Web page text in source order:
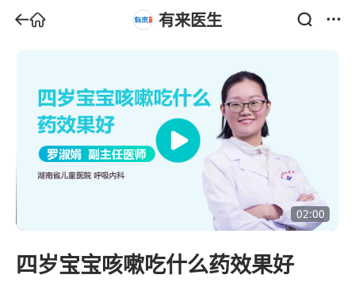
有来医生
02:00
四岁宝宝咳嗽吃什么药效果好